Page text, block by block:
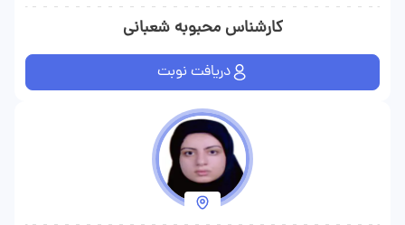
کارشناس محبوبه شعبانی
دریافت نوبت